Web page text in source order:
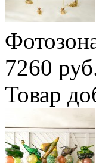
7260
Товар